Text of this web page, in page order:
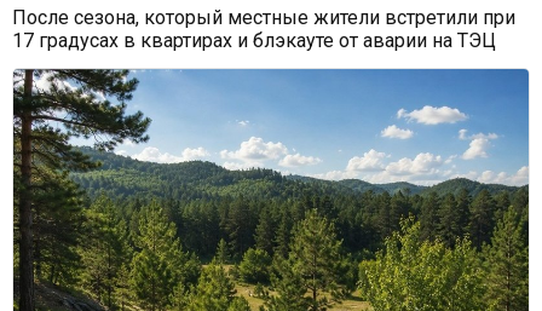
После сезона, который местные жители встретили при
17 градусах в квартирах и блэкауте от аварии на ТЭЦ